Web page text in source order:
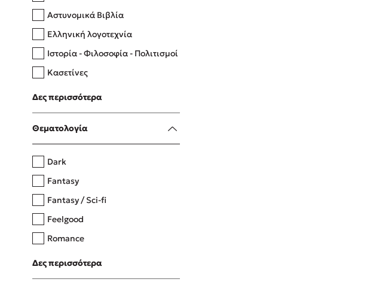
Δανάη Δεληγεώργη
Πάνω, κάτω, μπροστά, πίσω
Η μέθοδος Αφήστε τους
Αστυνομικά Βιβλία
Ελληνική λογοτεχνία
Ιστορία - Φιλοσοφία - Πολιτισμοί
Κασετίνες
Λευκώματα - Έγχρωμοι οδηγοί
Μαγειρική
Δες περισσότερα
Θεματολογία
Dark
Fantasy
Fantasy / Sci-fi
Feelgood
Romance
Upmarket
Young Adult
Δες περισσότερα